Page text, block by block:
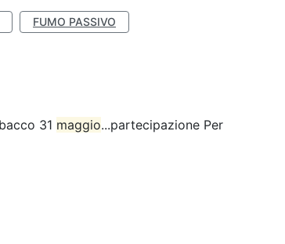
FUMO PASSIVO
31 maggio...partecipazione Per